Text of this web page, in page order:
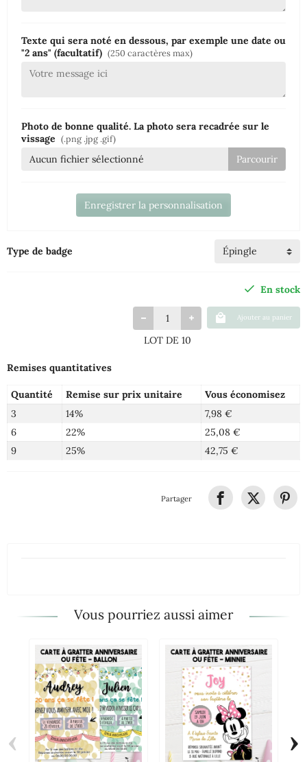
Texte qui sera noté en dessous, par exemple une date ou
"2 ans" (facultatif) (250 caractères max)
Photo de bonne qualité. La photo sera recadrée sur le
vissage (.png .jpg .gif)
Aucun fichier sélectionné
Enregistrer la personnalisation
Type de badge
En stock
Ajouter au panier
LOT DE 10
Remises quantitatives
Quantité Remise sur prix unitaire
Vous économisez
3
14%
7,98 €
6
22%
25,08 €
9
25% 42,75 €
Partager
Vous pourriez aussi aimer
‹ ›